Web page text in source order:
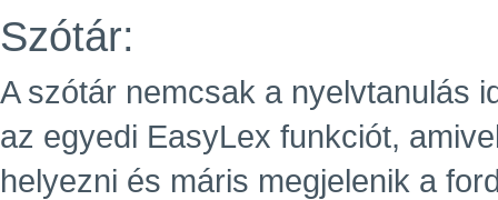
Szótár:
A szótár nemcsak a nyelvtanulás
az egyedi EasyLex funkciót,
helyezni és máris megjelenik a